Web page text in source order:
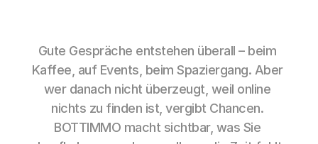
Gute Gespräche entstehen überall – beim
Kaffee, auf Events, beim Spaziergang. Aber
wer danach nicht überzeugt, weil online
nichts zu finden ist, vergibt Chancen.
BOTTIMMO macht sichtbar, was Sie